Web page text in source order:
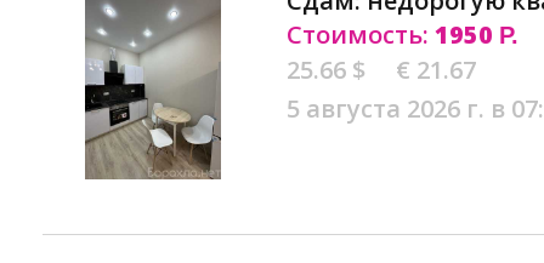
Стоимость: 1950 Р.
25.66 $
€ 21.67
5 августа 2026 г. в